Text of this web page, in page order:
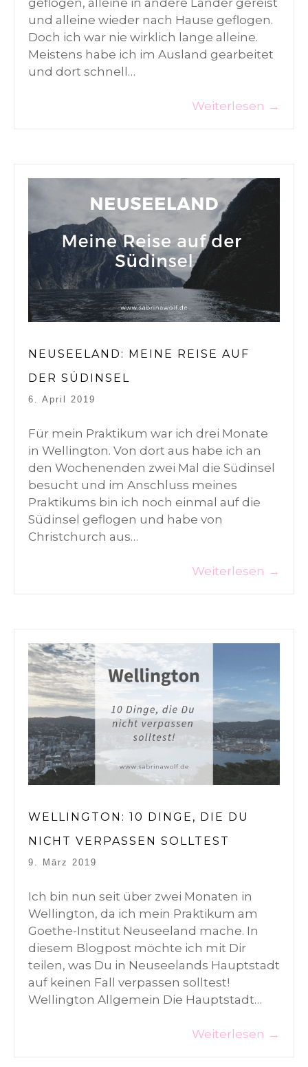
und alleine wieder nach Hause geflogen.
Doch ich war nie wirklich lange alleine.
Meistens habe ich im Ausland gearbeitet
und dort schnell…
Weiterlesen →
NEUSEELAND: MEINE REISE AUF
DER SÜDINSEL
6. April 2019
Für mein Praktikum war ich drei Monate
in Wellington. Von dort aus habe ich an
den Wochenenden zwei Mal die Südinsel
besucht und im Anschluss meines
Praktikums bin ich noch einmal auf die
Südinsel geflogen und habe von
Christchurch aus…
Weiterlesen →
WELLINGTON: 10 DINGE, DIE DU
NICHT VERPASSEN SOLLTEST
9. März 2019
Ich bin nun seit über zwei Monaten in
Wellington, da ich mein Praktikum am
Goethe-Institut Neuseeland mache. In
diesem Blogpost möchte ich mit Dir
teilen, was Du in Neuseelands Hauptstadt
auf keinen Fall verpassen solltest!
Wellington Allgemein Die Hauptstadt…
Weiterlesen →